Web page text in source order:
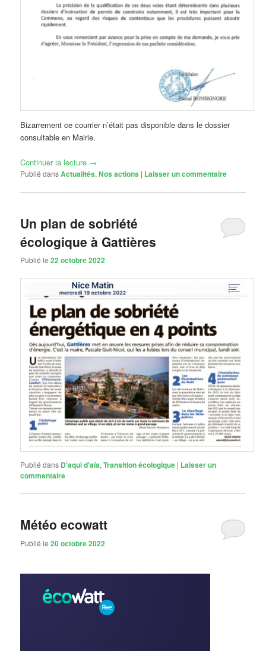
Bizarrement ce courrier n’était pas disponible dans le dossier
consultable en Mairie.
Continuer la lecture →
Publié dansActualités,Nos actions | Laisser un commentaire
Un plan de sobriété
écologique à Gattières
Publié le22 octobre 2022
Publié dans D'aqui d'aïa,Transition écologique | Laisser un
commentaire
Météo ecowatt
Publié le20 octobre 2022